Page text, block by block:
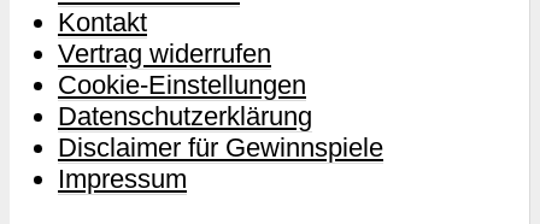
Kontakt
Vertrag widerrufen
Cookie-Einstellungen
Datenschutzerklärung
Disclaimer für Gewinnspiele
Impressum